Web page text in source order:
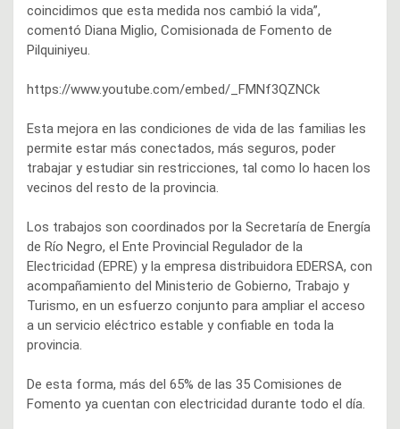
coincidimos que esta medida nos cambió la vida”,
comentó Diana Miglio, Comisionada de Fomento de
Pilquiniyeu.
https://www.youtube.com/embed/_FMNf3QZNCk
Esta mejora en las condiciones de vida de las familias les
permite estar más conectados, más seguros, poder
trabajar y estudiar sin restricciones, tal como lo hacen los
vecinos del resto de la provincia.
Los trabajos son coordinados por la Secretaría de Energía
de Río Negro, el Ente Provincial Regulador de la
Electricidad (EPRE) y la empresa distribuidora EDERSA, con
acompañamiento del Ministerio de Gobierno, Trabajo y
Turismo, en un esfuerzo conjunto para ampliar el acceso
a un servicio eléctrico estable y confiable en toda la
provincia.
De esta forma, más del 65% de las 35 Comisiones de
Fomento ya cuentan con electricidad durante todo el día.